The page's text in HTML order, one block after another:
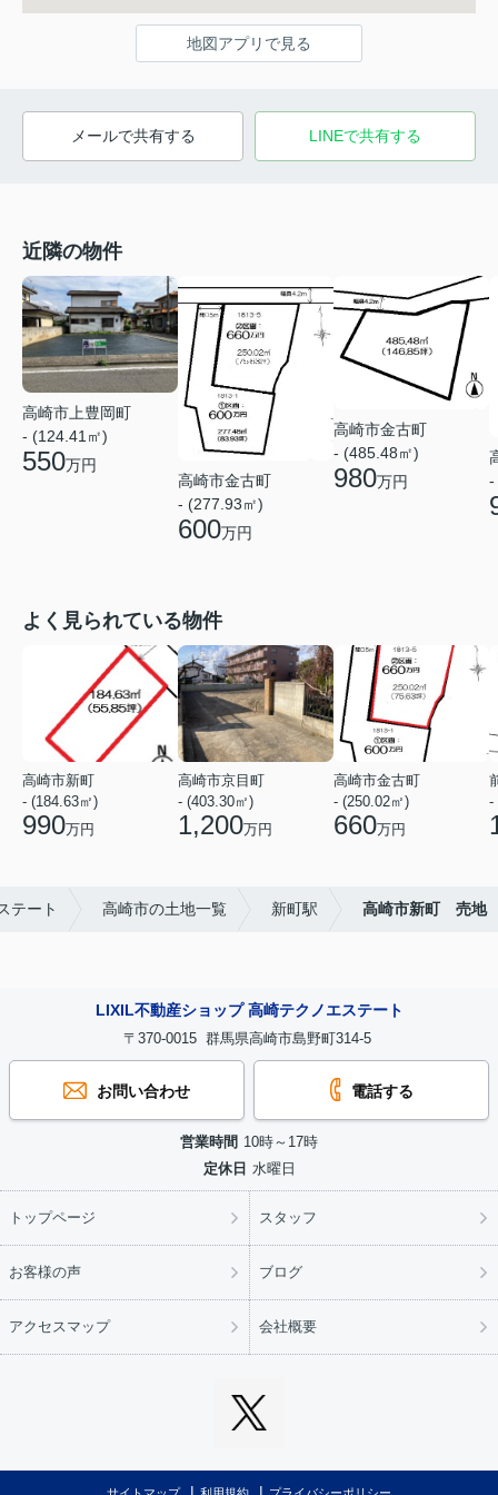
地図アプリで見る
メールで共有する LINEで共有する
近隣の物件
高崎市上豊岡町
- (124.41㎡)
550万円
高崎市金古町
- (277.93㎡)
600万円
高崎市金古町
- (485.48㎡)
980万円
-
よく見られている物件
高崎市新町
- (184.63㎡)
990万円
高崎市京目町
- (403.30㎡)
1,200万円
高崎市金古町
- (250.02㎡)
660万円
-
テート 高崎市の土地一覧 新町駅 高崎市新町 売地
LIXIL不動産ショップ 高崎テクノエステート
〒370-0015 群馬県高崎市島野町314-5
お問い合わせ 電話する
営業時間 10時～17時
定休日 水曜日
トップページ スタッフ
お客様の声 ブログ
アクセスマップ 会社概要